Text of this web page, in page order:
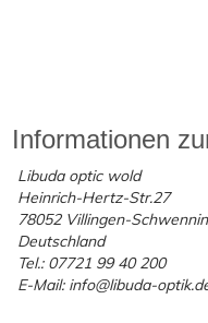
Informationen
Libuda optic wold
Heinrich-Hertz-Str.27
78052 Villingen-
Deutschland
Tel.: 07721 99 40 200
E-Mail: info@libuda-